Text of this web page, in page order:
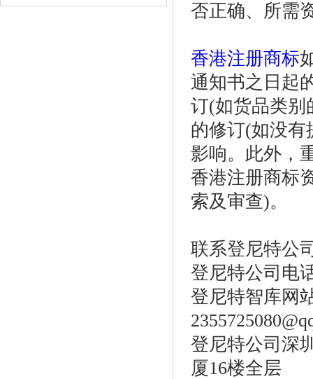
否正确、所需
香港注册商标
通知书之日起
订(如货品类别
的修订(如没有
影响。此外，
香港注册商标
索及审查)。
联系登尼特公
登尼特公司电
登尼特智库网
登尼特公司深
厦16楼全层